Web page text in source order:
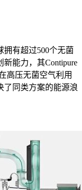
拥有超过500个无菌
能力，其Contipure
高压无菌空气利用
了同类方案的能源浪